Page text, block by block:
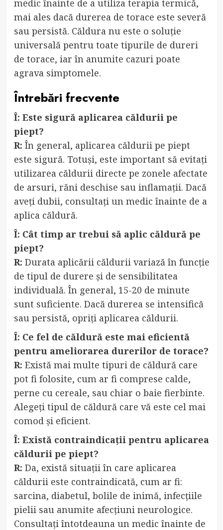
medic înainte de a utiliza terapia termică,
mai ales dacă durerea de torace este severă
sau persistă. Căldura nu este o soluție
universală pentru toate tipurile de dureri
de torace, iar în anumite cazuri poate
agrava simptomele.
Întrebări frecvente
Î: Este sigură aplicarea căldurii pe
piept?
R: În general, aplicarea căldurii pe piept
este sigură. Totuși, este important să evitați
utilizarea căldurii directe pe zonele afectate
de arsuri, răni deschise sau inflamații. Dacă
aveți dubii, consultați un medic înainte de a
aplica căldură.
Î: Cât timp ar trebui să aplic căldură pe
piept?
R: Durata aplicării căldurii variază în funcție
de tipul de durere și de sensibilitatea
individuală. În general, 15-20 de minute
sunt suficiente. Dacă durerea se intensifică
sau persistă, opriți aplicarea căldurii.
Î: Ce fel de căldură este mai eficientă
pentru ameliorarea durerilor de torace?
R: Există mai multe tipuri de căldură care
pot fi folosite, cum ar fi comprese calde,
perne cu cereale, sau chiar o baie fierbinte.
Alegeți tipul de căldură care vă este cel mai
comod și eficient.
Î: Există contraindicații pentru aplicarea
căldurii pe piept?
R: Da, există situații în care aplicarea
căldurii este contraindicată, cum ar fi:
sarcina, diabetul, bolile de inimă, infecțiile
pielii sau anumite afecțiuni neurologice.
Consultați întotdeauna un medic înainte de